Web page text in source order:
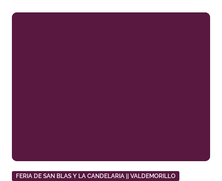
FERIA DE SAN BLAS Y LA CANDELARIA || VALDEMORILLO